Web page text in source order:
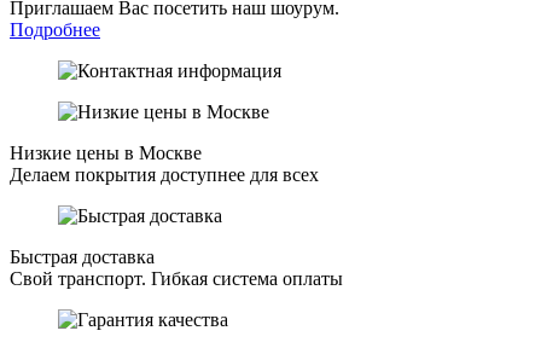
Приглашаем Вас посетить наш шоурум.
Подробнее
Низкие цены в Москве
Делаем покрытия доступнее для всех
Быстрая доставка
Свой транспорт. Гибкая система оплаты